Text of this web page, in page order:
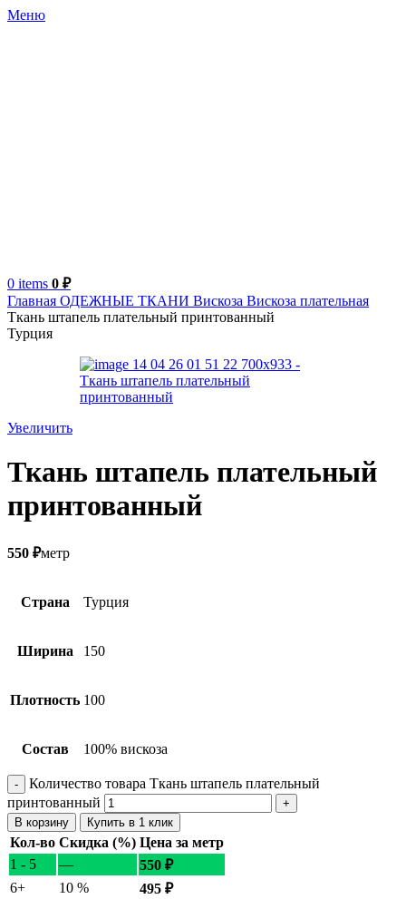
Меню
0 items 0 ₽
Главная ОДЕЖНЫЕ ТКАНИ Вискоза Вискоза плательная
Ткань штапель плательный принтованный
Турция
Увеличить
Ткань штапель плательный
принтованный
550 ₽метр
Страна Турция
Ширина 150
Плотность 100
Состав 100% вискоза
Количество товара Ткань штапель плательный
принтованный
В корзину Купить в 1 клик
Кол-во Скидка (%) Цена за метр
1 - 5
— 550 ₽
6+
10 % 495 ₽